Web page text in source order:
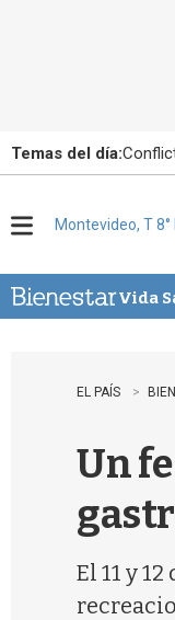
Temas del día:
u
Montevideo, T 8°
Vida
EL PAÍS
Un
El 11 y